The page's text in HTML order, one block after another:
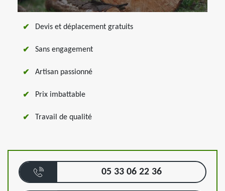
Devis et déplacement gratuits
Sans engagement
Artisan passionné
Prix imbattable
Travail de qualité
05 33 06 22 36